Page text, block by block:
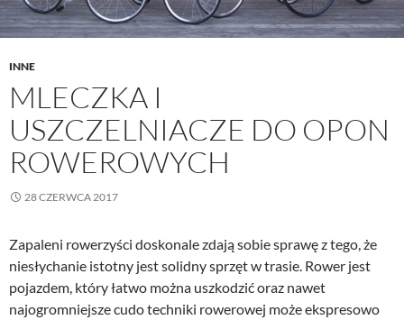
INNE
MLECZKA I
USZCZELNIACZE DO OPON
ROWEROWYCH
28 CZERWCA 2017
Zapaleni rowerzyści doskonale zdają sobie sprawę z tego, że
niesłychanie istotny jest solidny sprzęt w trasie. Rower jest
pojazdem, który łatwo można uszkodzić oraz nawet
najogromniejsze cudo techniki rowerowej może ekspresowo